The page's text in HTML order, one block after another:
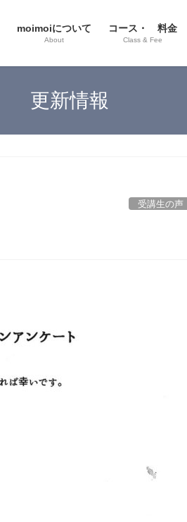
moimoiについて
About
コース・ 料金
Class & Fee
更新情報
受講生の声